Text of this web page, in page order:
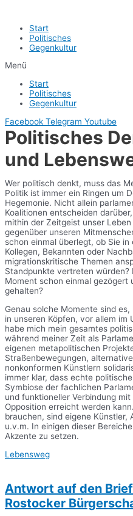
Start
Politisches
Gegenkultur
Menü
Start
Politisches
Gegenkultur
Facebook Telegram Youtube
Politisches
und
Wer politisch denkt, muss das
Politik ist immer ein Ringen um
Hegemonie. Nicht allein
Koalitionen entscheiden
mithin der Zeitgeist unser
gegenüber unseren
schon einmal überlegt, ob Sie
Kollegen, Bekannten oder
migrationskritische Themen
Standpunkte vertreten würden?
Moment schon einmal gezögert
gehalten?
Genau solche Momente sind
in unseren Köpfen, vor allem
habe mich mein gesamtes
während meiner Zeit als
eigenen metapolitischen
Straßenbewegungen,
nonkonformen Künstlern
immer klar, dass echte
Symbiose der fachlichen
und funktioneller Verbindung
Opposition erreicht werden
brauchen, sind eigene Künstler,
u.v.m. In einigen dieser
Akzente zu setzen.
Lebensweg
Antwort auf den
Rostocker